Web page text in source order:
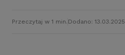
Przeczytaj w 1 min. Dodano: 13.03.2025